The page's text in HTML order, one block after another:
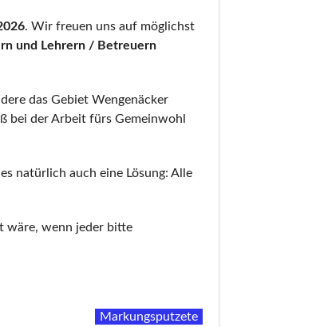
. Wir freuen uns auf möglichst
und Lehrern / Betreuern
das Gebiet Wengenäcker
bei der Arbeit fürs Gemeinwohl
natürlich auch eine Lösung: Alle
wäre, wenn jeder bitte
Markungsputzete